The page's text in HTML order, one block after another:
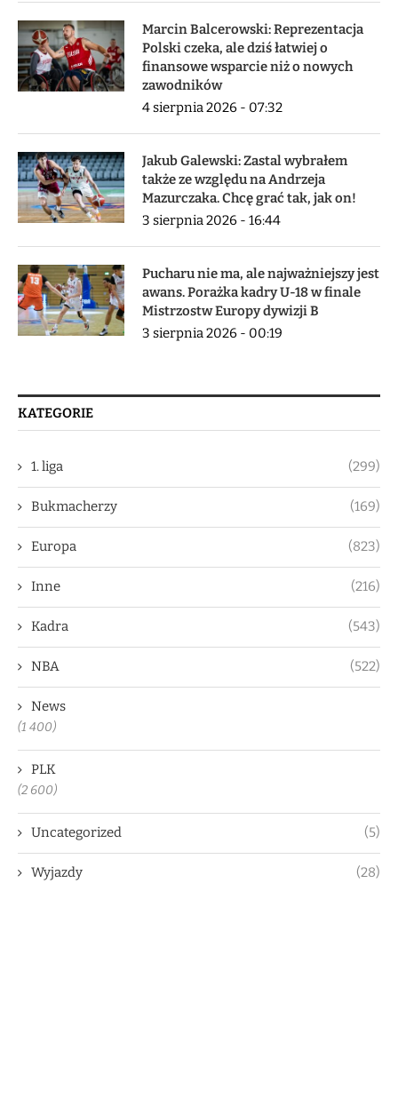
Marcin Balcerowski: Reprezentacja
Polski czeka, ale dziś łatwiej o
finansowe wsparcie niż o nowych
zawodników
4 sierpnia 2026 - 07:32
Jakub Galewski: Zastal wybrałem
także ze względu na Andrzeja
Mazurczaka. Chcę grać tak, jak on!
3 sierpnia 2026 - 16:44
Pucharu nie ma, ale najważniejszy jest
awans. Porażka kadry U-18 w finale
Mistrzostw Europy dywizji B
3 sierpnia 2026 - 00:19
KATEGORIE
1. liga (299)
Bukmacherzy (169)
Europa (823)
Inne (216)
Kadra (543)
NBA (522)
News
(1 400)
PLK
(2 600)
Uncategorized (5)
Wyjazdy (28)